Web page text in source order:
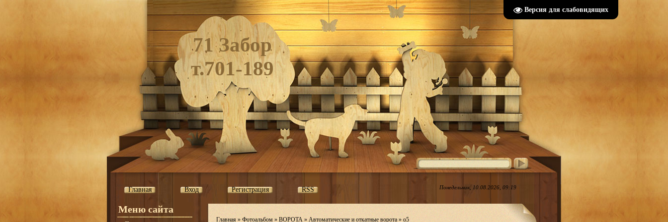
Версия для слабовидящих
71 Забор
т.701-189
Главная Вход Регистрация RSS Понедельник, 10.08.2026, 09:19
Меню сайта
Главная » Фотоальбом » ВОРОТА » Автоматические и откатные ворота » о5